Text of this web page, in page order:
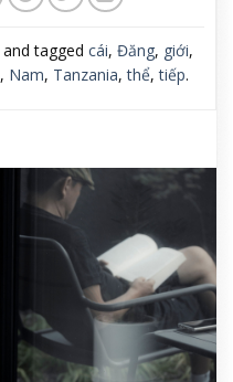
and tagged cái, Đăng, giới,
, Nam, Tanzania,thể,tiếp.